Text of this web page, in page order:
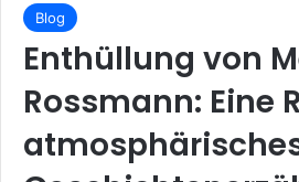
Blog
Enthüllung von
Rossmann: Eine